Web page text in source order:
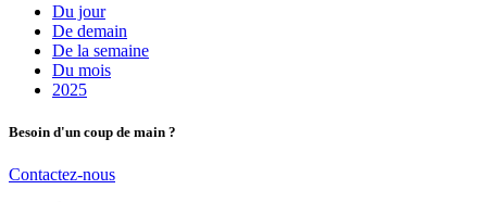
Du jour
De demain
De la semaine
Du mois
2025
Besoin d'un coup de main ?
Contactez-nous